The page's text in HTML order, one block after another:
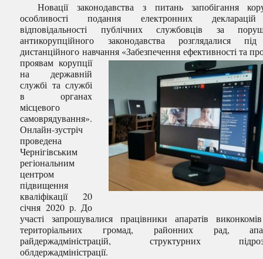
Новації законодавства з питань запобігання
особливості подання електронних
відповідальності публічних службовців за
антикорупційного законодавства розглядалися
дистанційного навчання«Забезпечення ефективності та
проявам корупції
на державній
службі та службі
в органах
місцевого
самоврядування».
Онлайн-зустріч
проведена
Чернігівським
регіональним
центром
підвищення
кваліфікації 20
січня 2020 р. До
участі запрошувалися працівники апаратів
територіальних громад, районних рад,
райдержадміністрацій, структурних
облдержадміністрації.